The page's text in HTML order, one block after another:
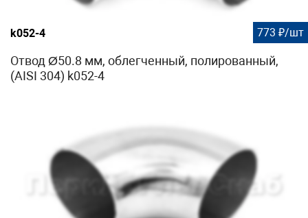
k052-4 773 ₽/шт
Отвод Ø50.8 мм, облегченный, полированный,
(AISI 304) k052-4